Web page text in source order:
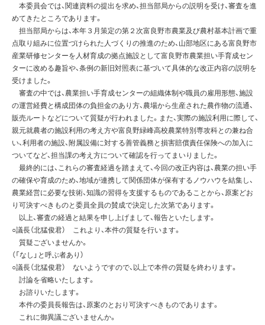
本委員会では、関連資料の提出を求め、担当部局からの説明を受け、審査を進
めてきたところであります。
担当部局からは、本年３月策定の第２次富良野市農業及び農村基本計画で重
点取り組みに位置づけられた人づくりの推進のため、山部地区にある富良野市
産業研修センターを人材育成の拠点施設として富良野市農業担い手育成セン
ターに改める趣旨や、条例の新旧対照表に基づいて具体的な改正内容の説明を
受けました。
審査の中では、農業担い手育成センターの組織体制や職員の雇用形態、施設
の運営経費と構成団体の負担金のあり方、農場から生産された農作物の流通、
販売ルートなどについて質疑が行われました。また、実際の施設利用に際して、
親元就農者の施設利用の考え方や富良野緑峰高校農業特別専攻科との兼ね合
い、利用者の施設、附属設備に対する善管義務と損害賠償責任保険への加入に
ついてなど、担当課の考え方について確認を行ってまいりました。
最終的には、これらの審査経過を踏まえて、今回の改正内容は、農業の担い手
の確保や育成のため、地域が連携して関係団体が保有するノウハウを結集し、
農業経営に必要な技術、知識の習得を支援するものであることから、原案どお
り可決すべきものと委員全員の賛成で決定した次第であります。
以上、審査の経過と結果を申し上げまして、報告といたします。
○議長（北猛俊君） これより、本件の質疑を行います。
質疑ございませんか。
（「なし」と呼ぶ者あり）
○議長（北猛俊君） ないようですので、以上で本件の質疑を終わります。
討論を省略いたします。
お諮りいたします。
本件の委員長報告は、原案のとおり可決すべきものであります。
これに御異議ございませんか。